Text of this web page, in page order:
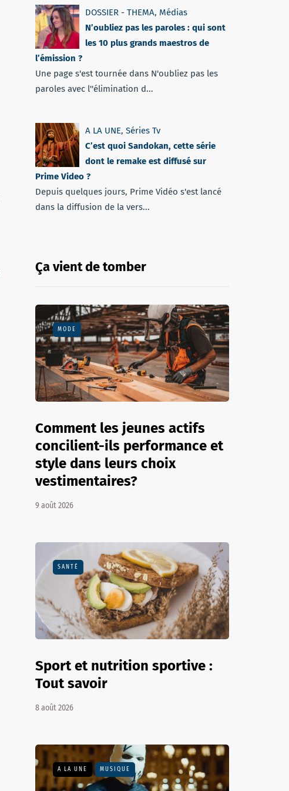
DOSSIER - THEMA, Médias
N’oubliez pas les paroles : qui sont
les 10 plus grands maestros de
l’émission ?
Une page s'est tournée dans N'oubliez pas les
paroles avec l''élimination d...
A LA UNE, Séries Tv
C’est quoi Sandokan, cette série
dont le remake est diffusé sur
Prime Video ?
Depuis quelques jours, Prime Vidéo s'est lancé
dans la diffusion de la vers...
Ça vient de tomber
MODE
Comment les jeunes actifs
concilient-ils performance et
style dans leurs choix
vestimentaires?
9 août 2026
SANTÉ
Sport et nutrition sportive :
Tout savoir
8 août 2026
A LA UNE MUSIQUE